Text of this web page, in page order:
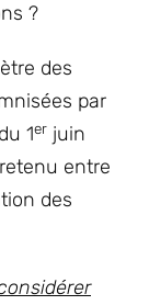
?
des
par
1er juin
entre
des